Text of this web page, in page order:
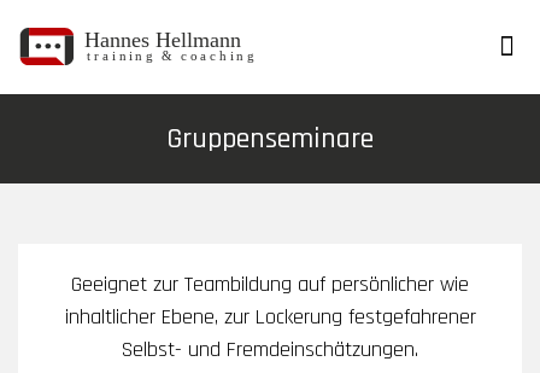
Gruppenseminare
Geeignet zur Teambildung auf persönlicher wie
inhaltlicher Ebene, zur Lockerung festgefahrener
Selbst- und Fremdeinschätzungen.